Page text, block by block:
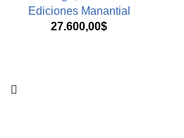
Ediciones Manantial
27.600,00$